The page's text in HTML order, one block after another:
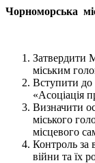
Чорноморська
Затвердити
міським
Вступити до
«Асоціація
Визначити
міського
місцевого
Контроль за
війни та їх